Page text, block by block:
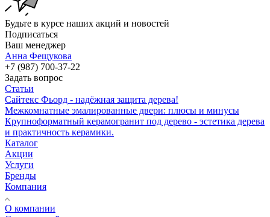
Будьте в курсе наших акций и новостей
Подписаться
Ваш менеджер
Анна Фещукова
+7 (987) 700-37-22
Задать вопрос
Статьи
Сайтекс Фьорд - надёжная защита дерева!
Межкомнатные эмалированные двери: плюсы и минусы
Крупноформатный керамогранит под дерево - эстетика дерева
и практичность керамики.
Каталог
Акции
Услуги
Бренды
Компания
О компании